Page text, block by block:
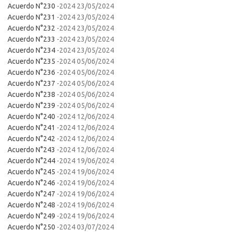
Acuerdo N°230 -2024 23/05/2024
Acuerdo N°231 -2024 23/05/2024
Acuerdo N°232 -2024 23/05/2024
Acuerdo N°233 -2024 23/05/2024
Acuerdo N°234 -2024 23/05/2024
Acuerdo N°235 -2024 05/06/2024
Acuerdo N°236 -2024 05/06/2024
Acuerdo N°237 -2024 05/06/2024
Acuerdo N°238 -2024 05/06/2024
Acuerdo N°239 -2024 05/06/2024
Acuerdo N°240 -2024 12/06/2024
Acuerdo N°241 -2024 12/06/2024
Acuerdo N°242 -2024 12/06/2024
Acuerdo N°243 -2024 12/06/2024
Acuerdo N°244 -2024 19/06/2024
Acuerdo N°245 -2024 19/06/2024
Acuerdo N°246 -2024 19/06/2024
Acuerdo N°247 -2024 19/06/2024
Acuerdo N°248 -2024 19/06/2024
Acuerdo N°249 -2024 19/06/2024
Acuerdo N°250 -2024 03/07/2024